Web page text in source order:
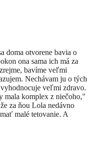
doma otvorene bavia o
ona sama ich má za
bavíme veľmi
Nechávam ju o tých
veľmi zdravo.
mala komplex z niečoho,"
za ňou Lola nedávno
malé tetovanie. A